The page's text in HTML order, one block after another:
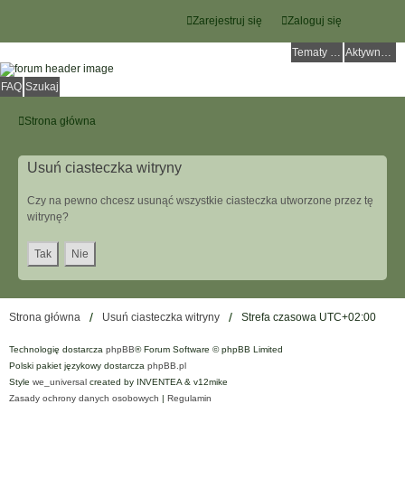
Zaloguj się
Zarejestruj się
Tematy bez odpowiedzi Aktywne tematy
FAQ Szukaj
Strona główna
Usuń ciasteczka witryny
Czy na pewno chcesz usunąć wszystkie ciasteczka utworzone przez tę
witrynę?
Strona główna Usuń ciasteczka witryny Strefa czasowa UTC+02:00
Technologię dostarcza phpBB® Forum Software © phpBB Limited
Polski pakiet językowy dostarcza phpBB.pl
Style we_universal created by INVENTEA & v12mike
Zasady ochrony danych osobowych | Regulamin